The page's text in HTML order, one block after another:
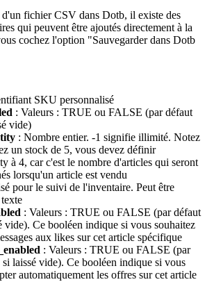
fichier CSV dans Dotb, il existe des
qui peuvent être ajoutés directement à la
cochez l'option "Sauvegarder dans Dotb
SKU personnalisé
: Valeurs : TRUE ou FALSE (par défaut
vide)
: Nombre entier. -1 signifie illimité. Notez
un stock de 5, vous devez définir
à 4, car c'est le nombre d'articles qui seront
lorsqu'un article est vendu
pour le suivi de l'inventaire. Peut être
: Valeurs : TRUE ou FALSE (par défaut
vide). Ce booléen indique si vous souhaitez
aux likes sur cet article spécifique
: Valeurs : TRUE ou FALSE (par
laissé vide). Ce booléen indique si vous
automatiquement les offres sur cet article